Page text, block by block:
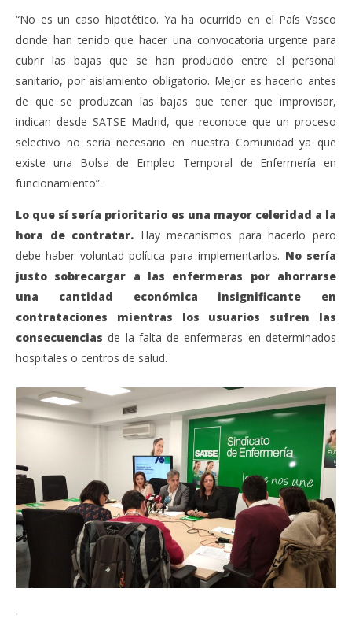
“No es un caso hipotético. Ya ha ocurrido en el País Vasco
donde han tenido que hacer una convocatoria urgente para
cubrir las bajas que se han producido entre el personal
sanitario, por aislamiento obligatorio. Mejor es hacerlo antes
de que se produzcan las bajas que tener que improvisar,
indican desde SATSE Madrid, que reconoce que un proceso
selectivo no sería necesario en nuestra Comunidad ya que
existe una Bolsa de Empleo Temporal de Enfermería en
funcionamiento”.
Lo que sí sería prioritario es una mayor celeridad a la
hora de contratar. Hay mecanismos para hacerlo pero
debe haber voluntad política para implementarlos. No sería
justo sobrecargar a las enfermeras por ahorrarse
una cantidad económica insignificante en
contrataciones mientras los usuarios sufren las
consecuencias de la falta de enfermeras en determinados
hospitales o centros de salud.
.